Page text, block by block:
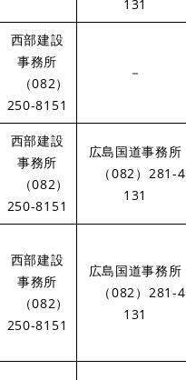
131
西部建設
事務所
（082）
250-8151
－
西部建設
事務所
（082）
250-8151
広島国道事務所
（082）281-4
131
西部建設
事務所
（082）
250-8151
広島国道事務所
（082）281-4
131